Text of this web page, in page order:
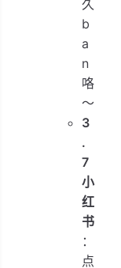
久
b
a
n
咯
～
3
.
7
小
红
书
：
点